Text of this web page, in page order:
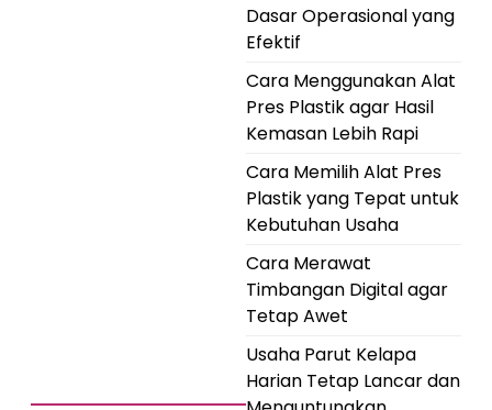
Dasar Operasional yang
Efektif
Cara Menggunakan Alat
Pres Plastik agar Hasil
Kemasan Lebih Rapi
Cara Memilih Alat Pres
Plastik yang Tepat untuk
Kebutuhan Usaha
Cara Merawat
Timbangan Digital agar
Tetap Awet
Usaha Parut Kelapa
Harian Tetap Lancar dan